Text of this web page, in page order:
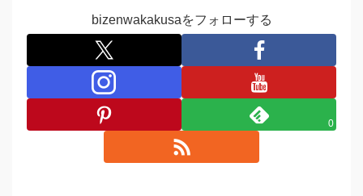
bizenwakakusaをフォローする
0